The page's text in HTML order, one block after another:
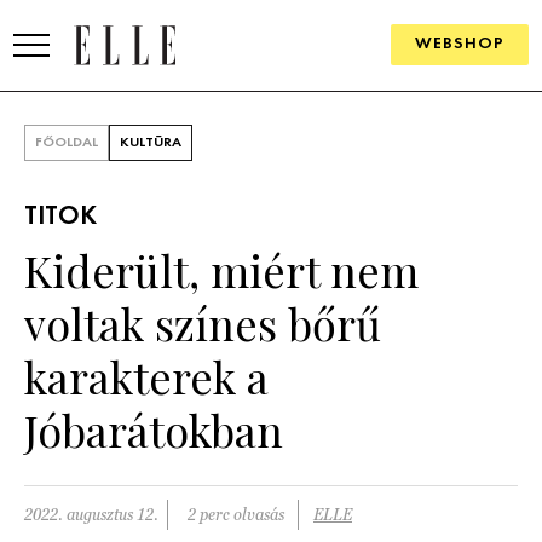
WEBSHOP
SZÉPSÉG
PSZICHÉ
PÁRKAPCSOLAT
FŐOLDAL KULTÚRA
TITOK
Kiderült, miért nem
voltak színes bőrű
karakterek a
Jóbarátokban
2022. augusztus 12. 2 perc olvasás ELLE